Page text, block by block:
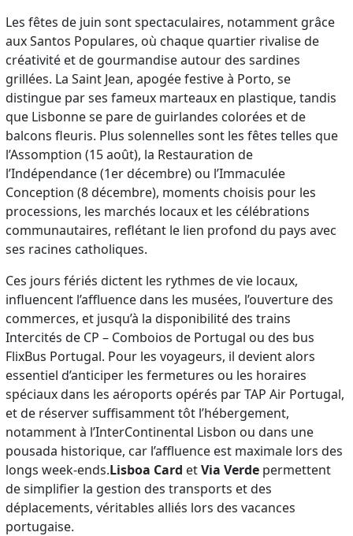
Les fêtes de juin sont spectaculaires, notamment grâce
aux Santos Populares, où chaque quartier rivalise de
créativité et de gourmandise autour des sardines
grillées. La Saint Jean, apogée festive à Porto, se
distingue par ses fameux marteaux en plastique, tandis
que Lisbonne se pare de guirlandes colorées et de
balcons fleuris. Plus solennelles sont les fêtes telles que
l’Assomption (15 août), la Restauration de
l’Indépendance (1er décembre) ou l’Immaculée
Conception (8 décembre), moments choisis pour les
processions, les marchés locaux et les célébrations
communautaires, reflétant le lien profond du pays avec
ses racines catholiques.
Ces jours fériés dictent les rythmes de vie locaux,
influencent l’affluence dans les musées, l’ouverture des
commerces, et jusqu’à la disponibilité des trains
Intercités de CP – Comboios de Portugal ou des bus
FlixBus Portugal. Pour les voyageurs, il devient alors
essentiel d’anticiper les fermetures ou les horaires
spéciaux dans les aéroports opérés par TAP Air Portugal,
et de réserver suffisamment tôt l’hébergement,
notamment à l’InterContinental Lisbon ou dans une
pousada historique, car l’affluence est maximale lors des
longs week-ends.Lisboa Card etVia Verde permettent
de simplifier la gestion des transports et des
déplacements, véritables alliés lors des vacances
portugaise.